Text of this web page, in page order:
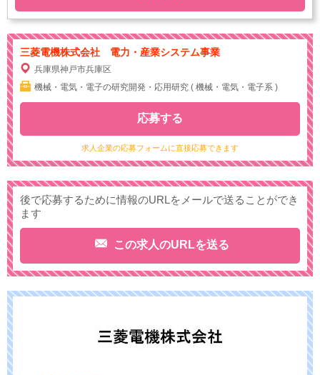
三菱電機株式会社 電力・産業システム事業
兵庫県神戸市兵庫区
機械・電気・電子の研究開発・応用研究 ( 機械・電気・電子系 )
求人企業の応募フォームに直接応募できます
応募する
後で応募するために情報のURLをメールで送ることができ
ます
この求人のURLを送る